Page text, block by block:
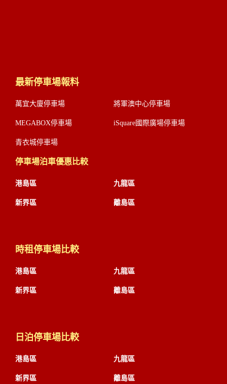
最新停車場報料
萬宜大廈停車場 將軍澳中心停車場
MEGABOX停車場 iSquare國際廣場停車場
青衣城停車場
停車場泊車優惠比較
港島區 九龍區
新界區 離島區
時租停車場比較
港島區 九龍區
新界區 離島區
日泊停車場比較
港島區 九龍區
新界區 離島區